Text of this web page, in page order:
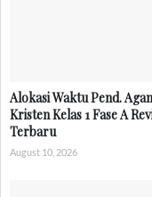
Alokasi Waktu Pend.
Kristen Kelas 1 Fase A
Terbaru
August 10, 2026